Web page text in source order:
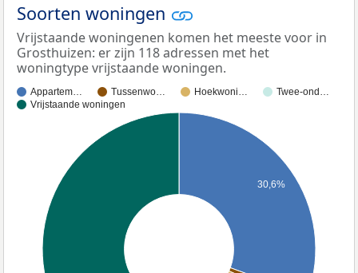
Soorten woningen
Vrijstaande woningenen komen het meeste voor in
Grosthuizen: er zijn 118 adressen met het
woningtype vrijstaande woningen.
Appartem… Tussenwo… Hoekwoni…
Twee-ond…
Vrijstaande woningen
30,6%